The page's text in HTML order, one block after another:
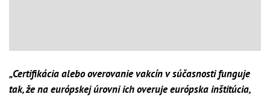
„Certifikácia alebo overovanie vakcín v súčasnosti funguje
tak, že na európskej úrovni ich overuje európska inštitúcia,